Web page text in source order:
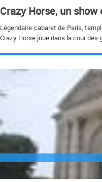
Crazy Horse, un
Légendaire cabaret de Paris,
Crazy Horse joue dans la cour des